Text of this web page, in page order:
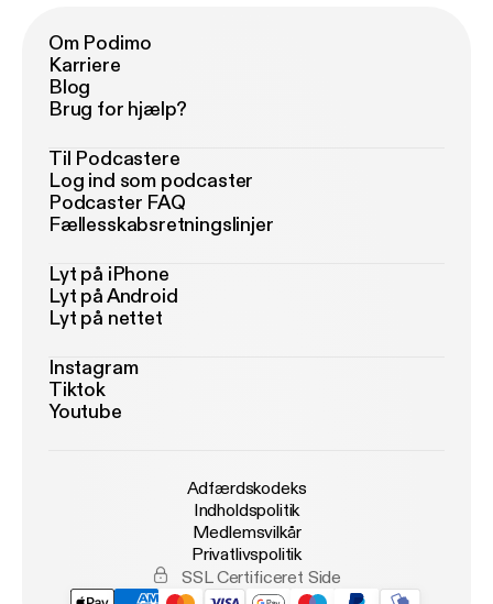
Om Podimo
Karriere
Blog
Brug for hjælp?
Til Podcastere
Log ind som podcaster
Podcaster FAQ
Fællesskabsretningslinjer
Lyt på iPhone
Lyt på Android
Lyt på nettet
Instagram
Tiktok
Youtube
Adfærdskodeks
Indholdspolitik
Medlemsvilkår
Privatlivspolitik
SSL Certificeret Side